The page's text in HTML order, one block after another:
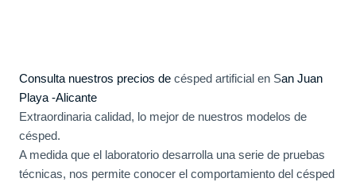
Consulta nuestros precios de césped artificial en San Juan
Playa -Alicante
Extraordinaria calidad, lo mejor de nuestros modelos de
césped.
A medida que el laboratorio desarrolla una serie de pruebas
técnicas, nos permite conocer el comportamiento del césped